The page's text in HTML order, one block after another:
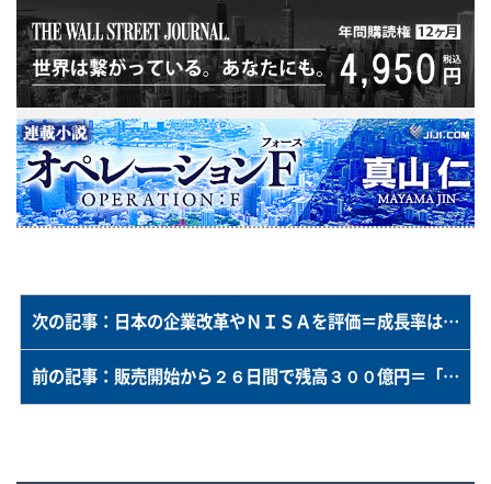
次の記事：日本の企業改革やＮＩＳＡを評価＝成長率は緩やかに上昇－ＤＷＳ グローバルＣＩＯのジェシュ氏
前の記事：販売開始から２６日間で残高３００億円＝「楽天・高配当株式・米国ファンド（四半期決算型）」